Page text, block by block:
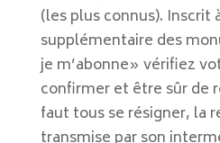
(les plus connus). Inscrit
supplémentaire des
je m’abonne» vérifiez
confirmer et être sûr de
faut tous se résigner, la